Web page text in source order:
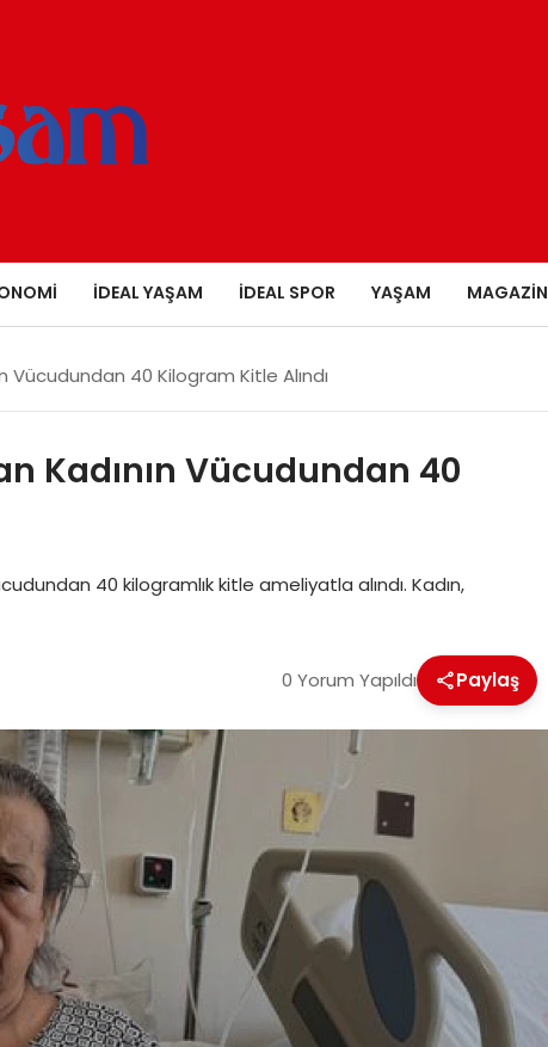
İDEAL YAŞAM İDEAL SPOR YAŞAM MAGAZIN
Vücudundan 40 Kilogram Kitle Alındı
Kadının Vücudundan 40
40 kilogramlık kitle ameliyatla alındı. Kadın,
0 Yorum Yapıldı Paylaş